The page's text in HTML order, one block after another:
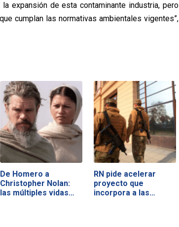
expansión de esta contaminante industria, pero
cumplan las normativas ambientales vigentes”,
De Homero a
Christopher Nolan:
las múltiples vidas…
RN pide acelerar
proyecto que
incorpora a las…